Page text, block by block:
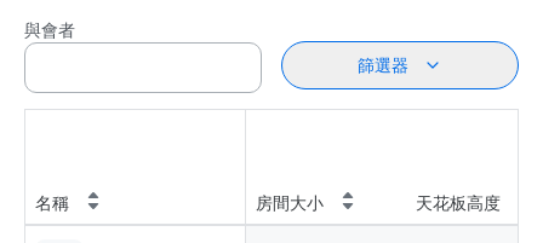
與會者
篩選器
名稱 房間大小 天花板高度